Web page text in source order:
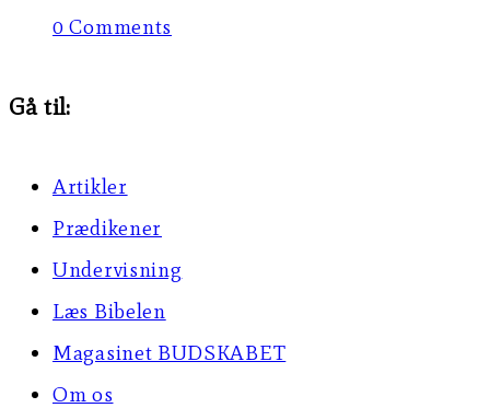
0 Comments
Gå til:
Artikler
Prædikener
Undervisning
Læs Bibelen
Magasinet BUDSKABET
Om os